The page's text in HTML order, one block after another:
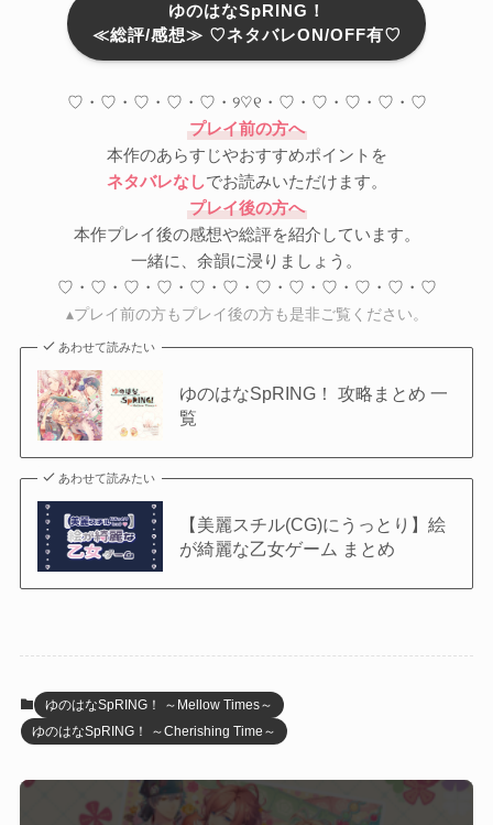
ゆのはなSpRING！
≪総評/感想≫ ♡ネタバレON/OFF有♡
♡・♡・♡・♡・♡・୨♡୧・♡・♡・♡・♡・♡
プレイ前の方へ
本作のあらすじやおすすめポイントを
ネタバレなしでお読みいただけます。
プレイ後の方へ
本作プレイ後の感想や総評を紹介しています。
一緒に、余韻に浸りましょう。
♡・♡・♡・♡・♡・♡・♡・♡・♡・♡・♡・♡
▴プレイ前の方もプレイ後の方も是非ご覧ください。
あわせて読みたい
ゆのはなSpRING！ 攻略まとめ 一
覧
あわせて読みたい
【美麗スチル(CG)にうっとり】絵
が綺麗な乙女ゲーム まとめ
ゆのはなSpRING！ ～Mellow Times～
ゆのはなSpRING！ ～Cherishing Time～